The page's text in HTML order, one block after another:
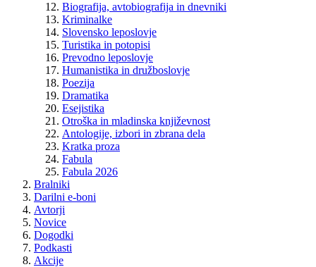
Biografija, avtobiografija in dnevniki
Kriminalke
Slovensko leposlovje
Turistika in potopisi
Prevodno leposlovje
Humanistika in družboslovje
Poezija
Dramatika
Esejistika
Otroška in mladinska književnost
Antologije, izbori in zbrana dela
Kratka proza
Fabula
Fabula 2026
Bralniki
Darilni e-boni
Avtorji
Novice
Dogodki
Podkasti
Akcije